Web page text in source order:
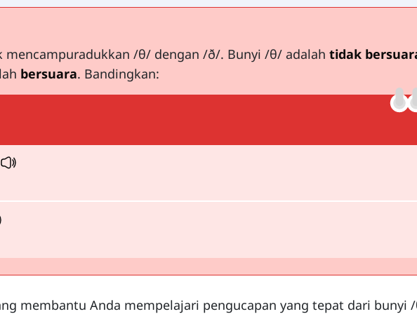
mencampuradukkan /θ/ dengan /ð/. Bunyi /θ/ adalah tidak
bersuara. Bandingkan:
membantu Anda mempelajari pengucapan yang tepat dari bunyi